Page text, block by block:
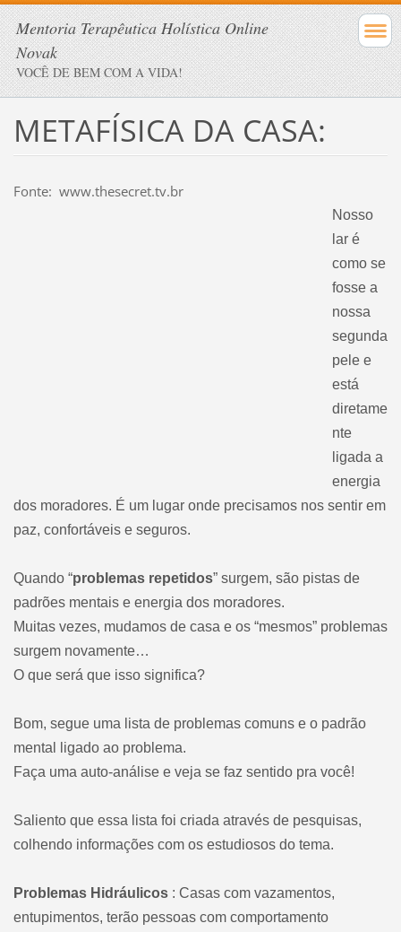
Mentoria Terapêutica Holística Online
Novak
VOCÊ DE BEM COM A VIDA!
METAFÍSICA DA CASA:
Fonte: www.thesecret.tv.br
Nosso
lar é
como se
fosse a
nossa
segunda
pele e
está
diretame
nte
ligada a
energia
dos moradores. É um lugar onde precisamos nos sentir em
paz, confortáveis e seguros.
Quando “problemas repetidos” surgem, são pistas de
padrões mentais e energia dos moradores.
Muitas vezes, mudamos de casa e os “mesmos” problemas
surgem novamente…
O que será que isso significa?
Bom, segue uma lista de problemas comuns e o padrão
mental ligado ao problema.
Faça uma auto-análise e veja se faz sentido pra você!
Saliento que essa lista foi criada através de pesquisas,
colhendo informações com os estudiosos do tema.
Problemas Hidráulicos: Casas com vazamentos,
entupimentos, terão pessoas com comportamento